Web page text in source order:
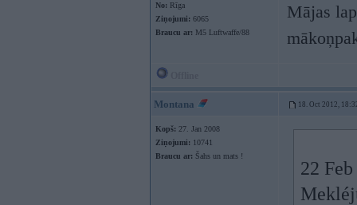
No: Rīga
Ziņojumi: 6065
Braucu ar: M5 Luftwaffe/88
Mājas
Montana 18. Oct 2012,
Kopš: 27. Jan 2008
Ziņojumi: 10741
Braucu ar: Šahs un mats !
22